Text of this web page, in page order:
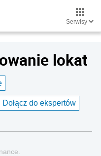
Serwisy
lokat
Dołącz do ekspertów